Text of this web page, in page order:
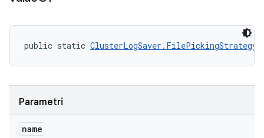
public static ClusterLogSaver.FilePickingStrategy
Parametri
name